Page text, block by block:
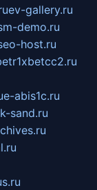
ev-gallery.ru
demo.ru
host.ru
e-abis1c.ru
sand.ru